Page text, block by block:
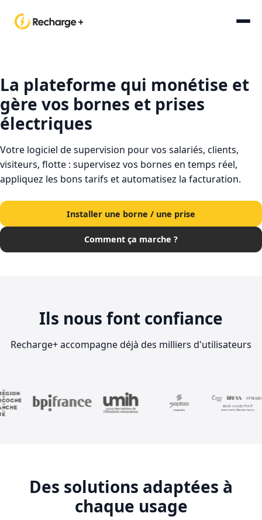
La plateforme qui monétise et
gère vos bornes et prises
électriques
Votre logiciel de supervision pour vos salariés, clients,
visiteurs, flotte : supervisez vos bornes en temps réel,
appliquez les bons tarifs et automatisez la facturation.
Installer une borne / une prise
Comment ça marche ?
Ils nous font confiance
Recharge+ accompagne déjà des milliers d'utilisateurs
Des solutions adaptées à
chaque usage